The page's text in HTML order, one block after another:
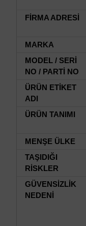
FİRMA ADRESİ
MARKA
MODEL / SERİ
NO / PARTİ NO
ÜRÜN ETİKET
ADI
ÜRÜN TANIMI
MENŞE ÜLKE
TAŞIDIĞI
RİSKLER
GÜVENSİZLİK
NEDENİ